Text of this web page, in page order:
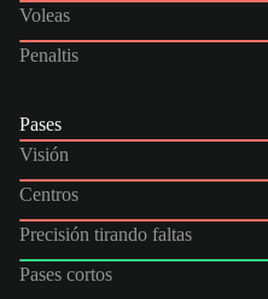
Voleas
Penaltis
Pases
Visión
Centros
Precisión tirando faltas
Pases cortos